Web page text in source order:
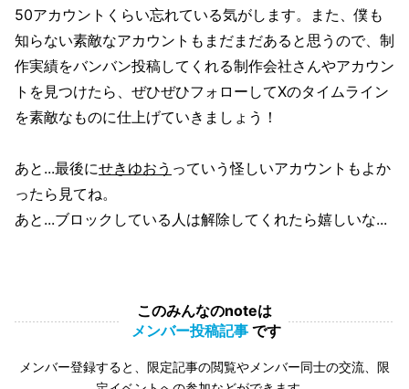
50アカウントくらい忘れている気がします。また、僕も
知らない素敵なアカウントもまだまだあると思うので、制
作実績をバンバン投稿してくれる制作会社さんやアカウン
トを見つけたら、ぜひぜひフォローしてXのタイムライン
を素敵なものに仕上げていきましょう！
あと...最後にせきゆおう っていう怪しいアカウントもよか
ったら見てね。
あと...ブロックしている人は解除してくれたら嬉しいな...
このみんなのnoteは
メンバー投稿記事 です
メンバー登録すると、限定記事の閲覧やメンバー同士の交流、限